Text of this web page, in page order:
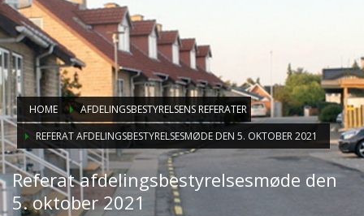
HOME
AFDELINGSBESTYRELSENS REFERATER
REFERAT AFDELINGSBESTYRELSESMØDE DEN 5. OKTOBER 2021
Referat afdelingsbestyrelsesmøde den
5. oktober 2021